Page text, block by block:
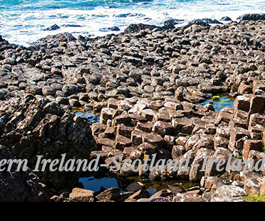
Ireland-Scotland-
าง Egypt-Jordan ตอนที่ 4